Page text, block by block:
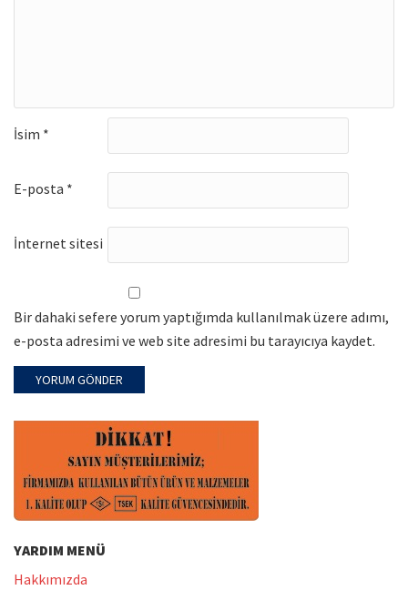
İsim *
E-posta *
İnternet sitesi
Bir dahaki sefere yorum yaptığımda kullanılmak üzere adımı,
e-posta adresimi ve web site adresimi bu tarayıcıya kaydet.
YARDIM MENÜ
Hakkımızda